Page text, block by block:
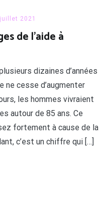
2021
de l’aide à
dizaines d’années
ne cesse d’augmenter
les hommes vivraient
autour de 85 ans. Ce
fortement à cause de la
c’est un chiffre qui […]